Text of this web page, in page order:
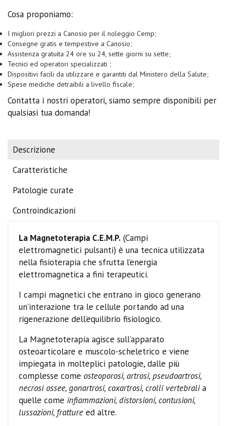
Cosa proponiamo:
I migliori prezzi a Canosio per il noleggio Cemp;
Consegne gratis e tempestive a Canosio;
Assistenza gratuita 24 ore su 24, sette giorni su sette;
Tecnici ed operatori specializzati ;
Dispositivi facili da utilizzare e garantiti dal Ministero della Salute;
Spese mediche detraibili a livello fiscale;
Contatta i nostri operatori, siamo sempre disponibili per
qualsiasi tua domanda!
Descrizione
Caratteristiche
Patologie curate
Controindicazioni
La Magnetoterapia C.E.M.P. (Campi
elettromagnetici pulsanti) è una tecnica utilizzata
nella fisioterapia che sfrutta l’energia
elettromagnetica a fini terapeutici.
I campi magnetici che entrano in gioco generano
un’interazione tra le cellule portando ad una
rigenerazione dell’equilibrio fisiologico.
La Magnetoterapia agisce sull’apparato
osteoarticolare e muscolo-scheletrico e viene
impiegata in molteplici patologie, dalle più
complesse come osteoporosi, artrosi, pseudoartrosi,
necrosi ossee, gonartrosi, coxartrosi, crolli vertebralia
quelle come infiammazioni, distorsioni, contusioni,
lussazioni, fratture ed altre.